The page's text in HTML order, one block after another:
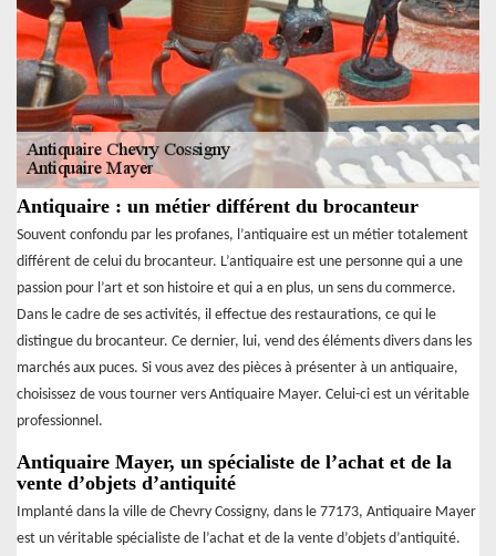
Antiquaire : un métier différent du brocanteur
Souvent confondu par les profanes, l’antiquaire est un métier totalement
différent de celui du brocanteur. L’antiquaire est une personne qui a une
passion pour l’art et son histoire et qui a en plus, un sens du commerce.
Dans le cadre de ses activités, il effectue des restaurations, ce qui le
distingue du brocanteur. Ce dernier, lui, vend des éléments divers dans les
marchés aux puces. Si vous avez des pièces à présenter à un antiquaire,
choisissez de vous tourner vers Antiquaire Mayer. Celui-ci est un véritable
professionnel.
Antiquaire Mayer, un spécialiste de l’achat et de la
vente d’objets d’antiquité
Implanté dans la ville de Chevry Cossigny, dans le 77173, Antiquaire Mayer
est un véritable spécialiste de l’achat et de la vente d’objets d’antiquité.